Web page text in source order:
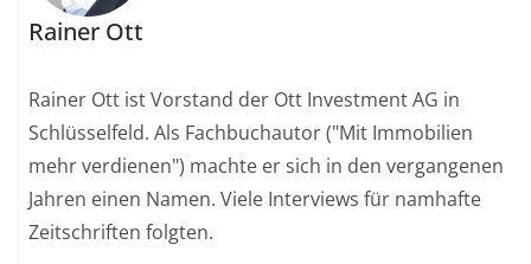
Rainer Ott
Rainer Ott ist Vorstand der Ott Investment AG in
Schlüsselfeld. Als Fachbuchautor ("Mit Immobilien
mehr verdienen") machte er sich in den vergangenen
Jahren einen Namen. Viele Interviews für namhafte
Zeitschriften folgten.